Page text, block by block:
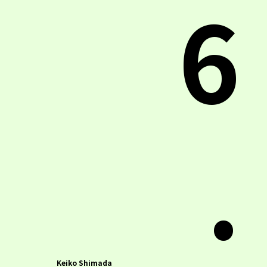
Keiko Shimada
6
.